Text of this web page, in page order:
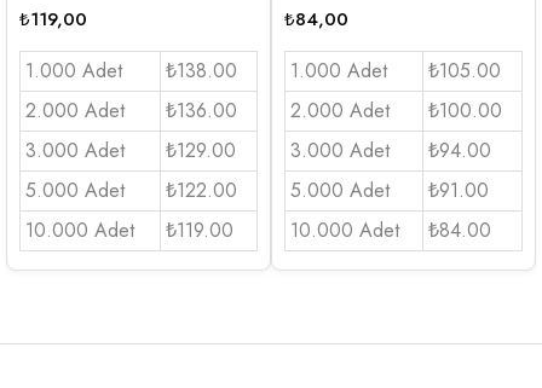
₺119,00
1.000 Adet
₺138.00
2.000 Adet
₺136.00
3.000 Adet
₺129.00
5.000 Adet
₺122.00
10.000 Adet
₺119.00
₺84,00
1.000 Adet
₺105.00
2.000 Adet
₺100.00
3.000 Adet
₺94.00
5.000 Adet
₺91.00
10.000 Adet
₺84.00